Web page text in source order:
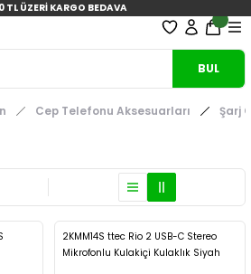
TL ÜZERİ KARGO BEDAVA
BUL
Cep Telefonu Aksesuarları Şarj
Kargo Bedava
2KMM14S ttec Rio 2 USB-C Stereo
Mikrofonlu Kulakiçi Kulaklık Siyah